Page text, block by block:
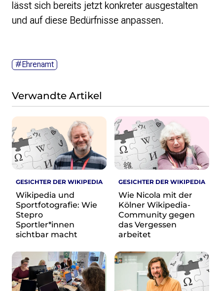
lässt sich bereits jetzt konkreter ausgestalten
und auf diese Bedürfnisse anpassen.
#Ehrenamt
Verwandte Artikel
GESICHTER DER WIKIPEDIA
Wikipedia und
Sportfotografie: Wie
Stepro
Sportler*innen
sichtbar macht
GESICHTER DER WIKIPEDIA
Wie Nicola mit der
Kölner Wikipedia-
Community gegen
das Vergessen
arbeitet